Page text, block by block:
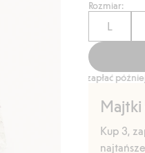
Rozmiar:
L
Kup teraz, a zapłać później
Majtki
Kup 3,